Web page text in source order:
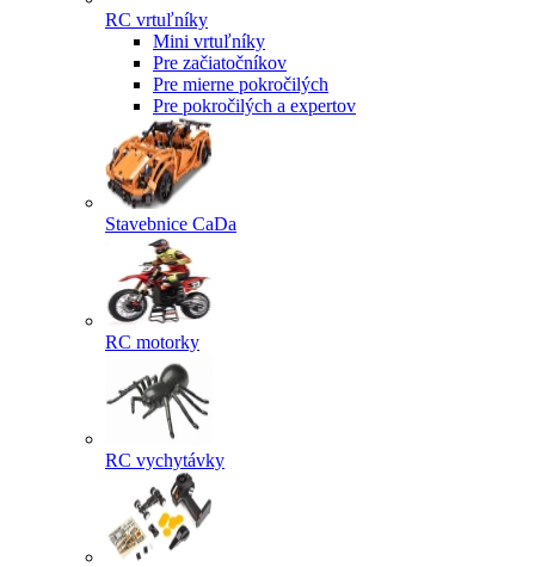
RC vrtuľníky
Mini vrtuľníky
Pre začiatočníkov
Pre mierne pokročilých
Pre pokročilých a expertov
Stavebnice CaDa
RC motorky
RC vychytávky